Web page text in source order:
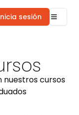
sesión
nuestros cursos